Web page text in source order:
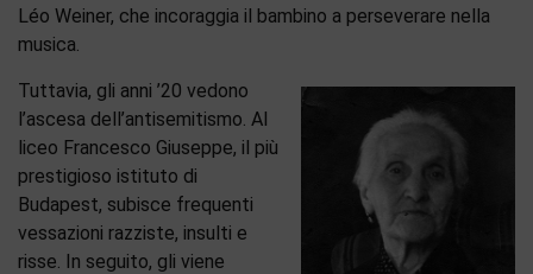
Léo Weiner, che incoraggia il bambino a perseverare nella
musica.
Tuttavia, gli anni ’20 vedono
l’ascesa dell’antisemitismo. Al
liceo Francesco Giuseppe, il più
prestigioso istituto di
Budapest, subisce frequenti
vessazioni razziste, insulti e
risse. In seguito, gli viene